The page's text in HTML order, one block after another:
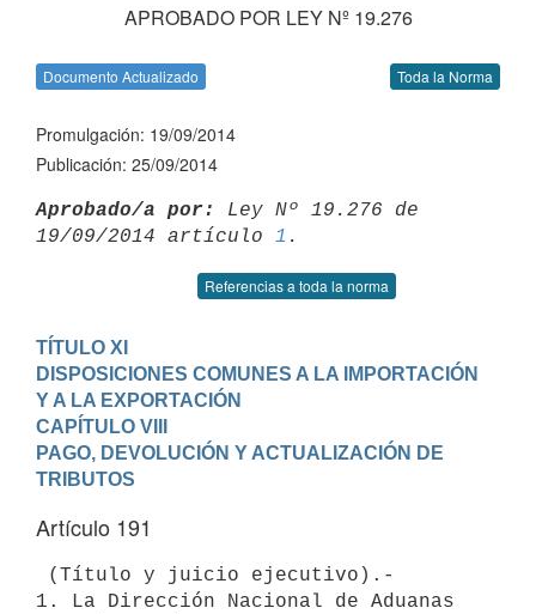
APROBADO POR LEY Nº 19.276
Documento Actualizado Toda la Norma
Promulgación: 19/09/2014
Publicación: 25/09/2014
Aprobado/a por:
Ley Nº 19.276 de
19/09/2014 artículo 1
Referencias a toda la norma
TÍTULO XI
DISPOSICIONES COMUNES A LA IMPORTACIÓN
Y A LA EXPORTACIÓN
CAPÍTULO VIII
PAGO, DEVOLUCIÓN Y ACTUALIZACIÓN DE
TRIBUTOS
Artículo 191
1. La Dirección Nacional de Aduanas